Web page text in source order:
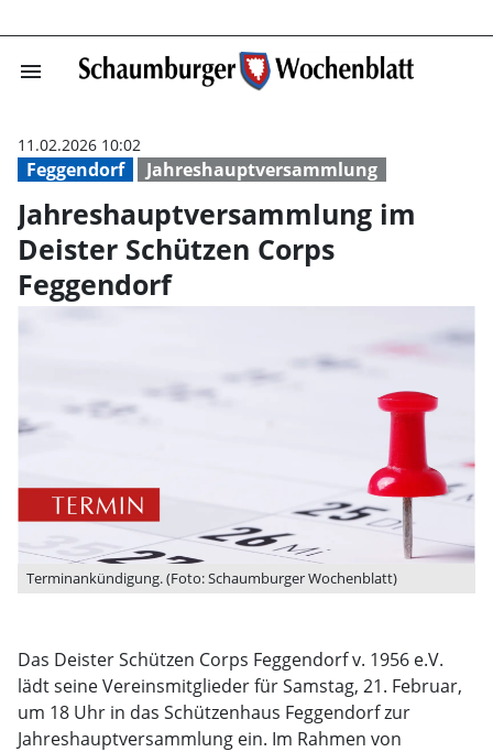
menu
Feggendorf Jahreshauptversammlung
11.02.2026 10:02
Jahreshauptversammlung im
Deister Schützen Corps
Feggendorf
Terminankündigung. (Foto: Schaumburger Wochenblatt)
Das Deister Schützen Corps Feggendorf v. 1956 e.V.
lädt seine Vereinsmitglieder für Samstag, 21. Februar,
um 18 Uhr in das Schützenhaus Feggendorf zur
Jahreshauptversammlung ein. Im Rahmen von